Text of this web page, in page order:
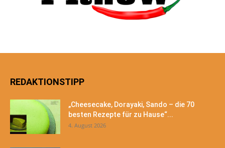
REDAKTIONSTIPP
„Cheesecake, Dorayaki, Sando – die 70
besten Rezepte für zu Hause“...
4. August 2026